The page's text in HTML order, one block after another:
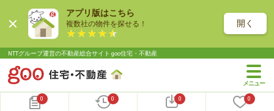
アプリ版はこちら
複数社の物件を探せる！ 開く
NTTグループ運営の不動産総合サイト goo住宅・不動産
0 0 0 0